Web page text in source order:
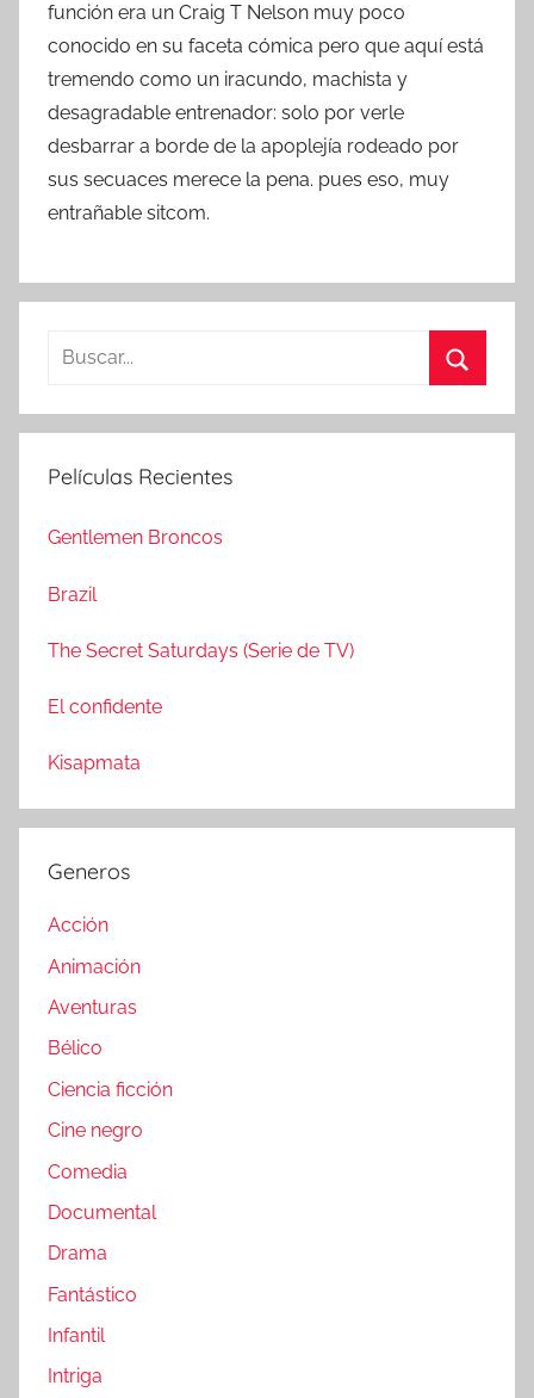
función era un Craig T Nelson muy poco
conocido en su faceta cómica pero que aquí está
tremendo como un iracundo, machista y
desagradable entrenador: solo por verle
desbarrar a borde de la apoplejía rodeado por
sus secuaces merece la pena. pues eso, muy
entrañable sitcom.
s
a
:
u
Películas Recientes
Gentlemen Broncos
Brazil
The Secret Saturdays (Serie de TV)
El confidente
Kisapmata
Generos
Acción
Animación
Aventuras
Bélico
Ciencia ficción
Cine negro
Comedia
Documental
Drama
Fantástico
Infantil
Intriga